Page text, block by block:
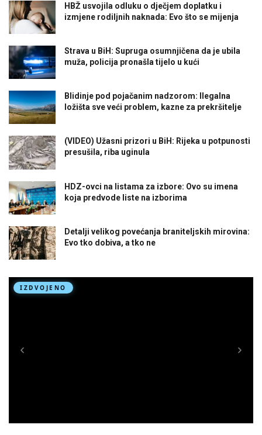
HBŽ usvojila odluku o dječjem doplatku i
izmjene rodiljnih naknada: Evo što se mijenja
Strava u BiH: Supruga osumnjičena da je ubila
muža, policija pronašla tijelo u kući
Blidinje pod pojačanim nadzorom: Ilegalna
ložišta sve veći problem, kazne za prekršitelje
(VIDEO) Užasni prizori u BiH: Rijeka u potpunosti
presušila, riba uginula
HDZ-ovci na listama za izbore: Ovo su imena
koja predvode liste na izborima
Detalji velikog povećanja braniteljskih mirovina:
Evo tko dobiva, a tko ne